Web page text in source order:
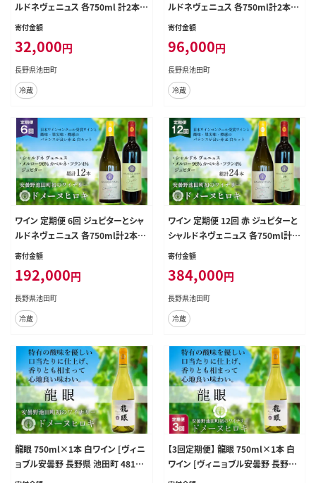
ルドネヴェニュス 各750ml 計2本
[ヴィニョブル安曇野 (ドメーヌ・ヒロ
イン 白ワイン ワインセット 飲み比べ
寄付金額
32,000円
長野県池田町
冷蔵
ルドネヴェニュス 各750ml計2本×
3回 総計6本 [ヴィニョブル安曇野
白ワイン 飲み比べ ドメーヌヒロキ
寄付金額
96,000円
長野県池田町
冷蔵
ワイン 定期便 6回 ジュピターとシャ
ルドネヴェニュス 各750ml計2本×
6回 総計12本 [ヴィニョブル安曇野
白ワイン 飲み比べ ドメーヌヒロキ
寄付金額
192,000円
長野県池田町
冷蔵
ワイン 定期便 12回 赤 ジュピターと
シャルドネヴェニュス 各750ml計2
本×12回 総計24本 [ヴィニョブル
赤ワイン 白ワイン 飲み比べ ドメー
ヌヒロキ
寄付金額
384,000円
長野県池田町
冷蔵
龍眼 750ml×1本 白ワイン [ヴィニ
ョブル安曇野 長野県 池田町 48110
406] 白 ワイン お酒 酒
【3回定期便】 龍眼 750ml×1本 白
ワイン [ヴィニョブル安曇野 長野県
池田町 48110158] 白 ワイン お酒